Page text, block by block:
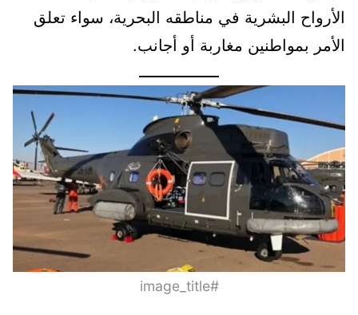
الأرواح البشرية في مناطقه البحرية، سواء تعلق
الأمر بمواطنين مغاربة أو أجانب.
#image_title